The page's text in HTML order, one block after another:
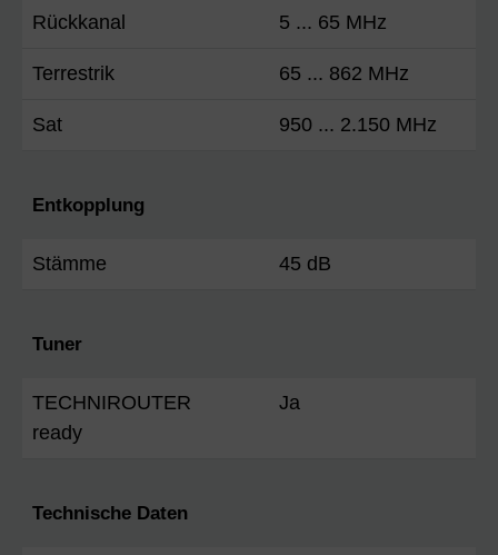
Rückkanal 5 ... 65 MHz
Terrestrik 65 ... 862 MHz
Sat 950 ... 2.150 MHz
Entkopplung
Stämme 45 dB
Tuner
TECHNIROUTER
ready
Ja
Technische Daten